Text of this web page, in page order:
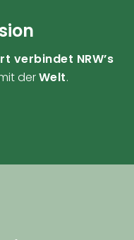
verbindet NRW’s
derWelt.